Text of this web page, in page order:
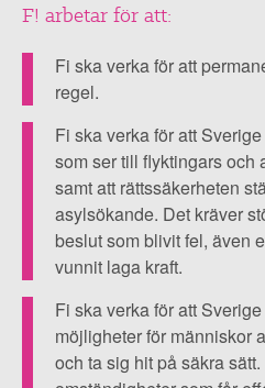
ENAD RÖST
PARTILEDARE
OM FI
FÖR MEDLEMMAR
NYHETER
Sverige
har
förbundit
sig
följa
FN:s
deklaration
om
mänskliga
F! arbetar för att:
Fi ska verka för att
regel.
Fi ska verka för att
som ser till flyktingars och
samt att rättssäkerheten
asylsökande. Det kräver
beslut som blivit fel, även
vunnit laga kraft.
Fi ska verka för att
möjligheter för människor
och ta sig hit på säkra